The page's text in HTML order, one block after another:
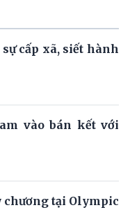
cấp xã, siết hành
vào bán kết với
chương tại Olympic